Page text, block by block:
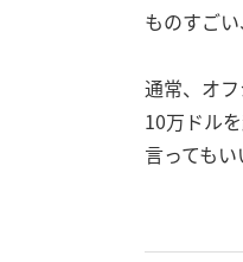
ものすご
通常、オ
10万ドル
言ってもい